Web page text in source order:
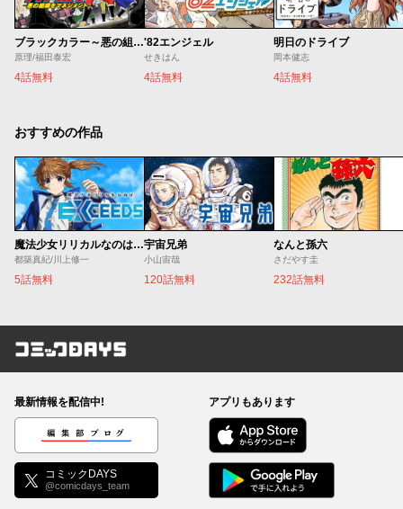
ブラックカラー～悪の組織をマネジメント～
原理/福田泰宏
4話無料
'82エンジェル
せきはん
4話無料
明日のドライブ
岡本健志
4話無料
おすすめの作品
魔法少女リリカルなのは EXCEEDS
都築真紀/川上修一
5話無料
宇宙兄弟
小山宙哉
120話無料
なんと孫六
さだやす圭
232話無料
コミックDAYS
最新情報を配信中!
編集部ブログ
コミックDAYS
@comicdays_team
アプリもあります